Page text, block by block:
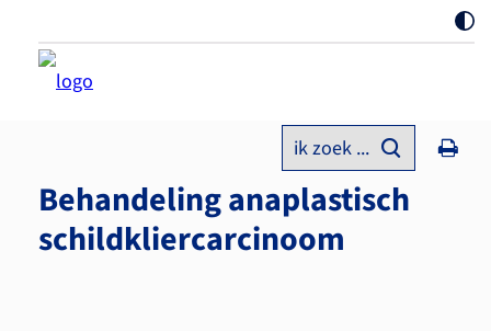
ik zoek ...
Behandeling anaplastisch
schildkliercarcinoom